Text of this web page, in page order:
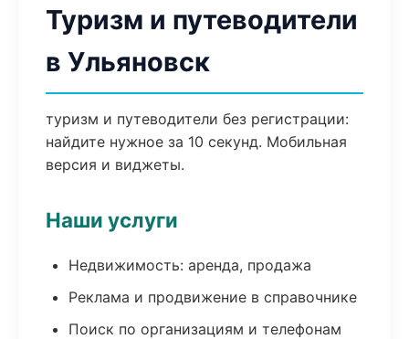
Туризм и путеводители
в Ульяновск
туризм и путеводители без регистрации:
найдите нужное за 10 секунд. Мобильная
версия и виджеты.
Наши услуги
Недвижимость: аренда, продажа
Реклама и продвижение в справочнике
Поиск по организациям и телефонам